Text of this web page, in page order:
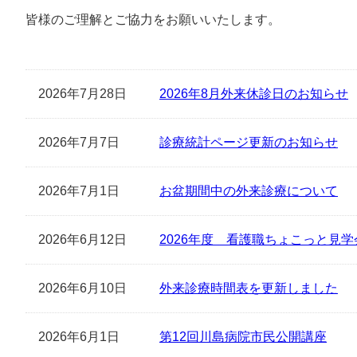
皆様のご理解とご協力をお願いいたします。
2026年7月28日 2026年8月外来休診日のお知らせ
2026年7月7日 診療統計ページ更新のお知らせ
2026年7月1日 お盆期間中の外来診療について
2026年6月12日 2026年度 看護職ちょこっと見学
2026年6月10日 外来診療時間表を更新しました
2026年6月1日 第12回川島病院市民公開講座